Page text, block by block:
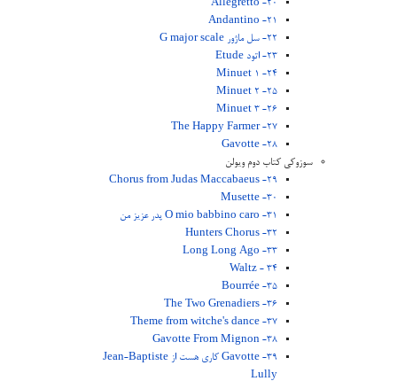
20- Allegretto
21- Andantino
22- سل ماژور G major scale
23- اتود Etude
24- Minuet 1
25- Minuet 2
26- Minuet 3
27- The Happy Farmer
28- Gavotte
سوزوکی کتاب دوم ویولن
29- Chorus from Judas Maccabaeus
30- Musette
31- O mio babbino caro پدر عزیز من
32- Hunters Chorus
33- Long Long Ago
34 - Waltz
35- Bourrée
36- The Two Grenadiers
37- Theme from witche's dance
38- Gavotte From Mignon
39- Gavotte کاری هست از Jean-Baptiste
Lully